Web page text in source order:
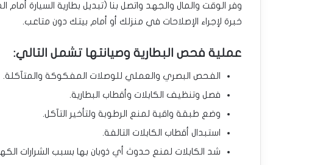
وفر الوقت والمال والجهد واتصل بنا (تبديل بطارية السيارة أمام
خبرة لإجراء الإصلاحات في منزلك أو أمام بيتك دون متاعب.
عملية فحص البطارية وصيانتها تشمل التالي:
الفحص البصري والعملي للوصلات المفكوكة والمتآكلة.
فصل وتنظيف الكابلات وأقطاب البطارية.
وضع طبقة واقية لمنع الرطوبة ولتأخير التآكل.
استبدال أقطاب الكابلات التالفة.
شد الكابلات لمنع حدوث أي ذوبان بها بسبب الشرارات